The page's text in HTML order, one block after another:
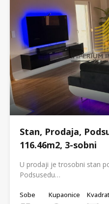
Stan, Prodaja,
116.46m2, 3-sobni
U prodaji je trosobni stan
Podsusedu…
Sobe
Kupaonice